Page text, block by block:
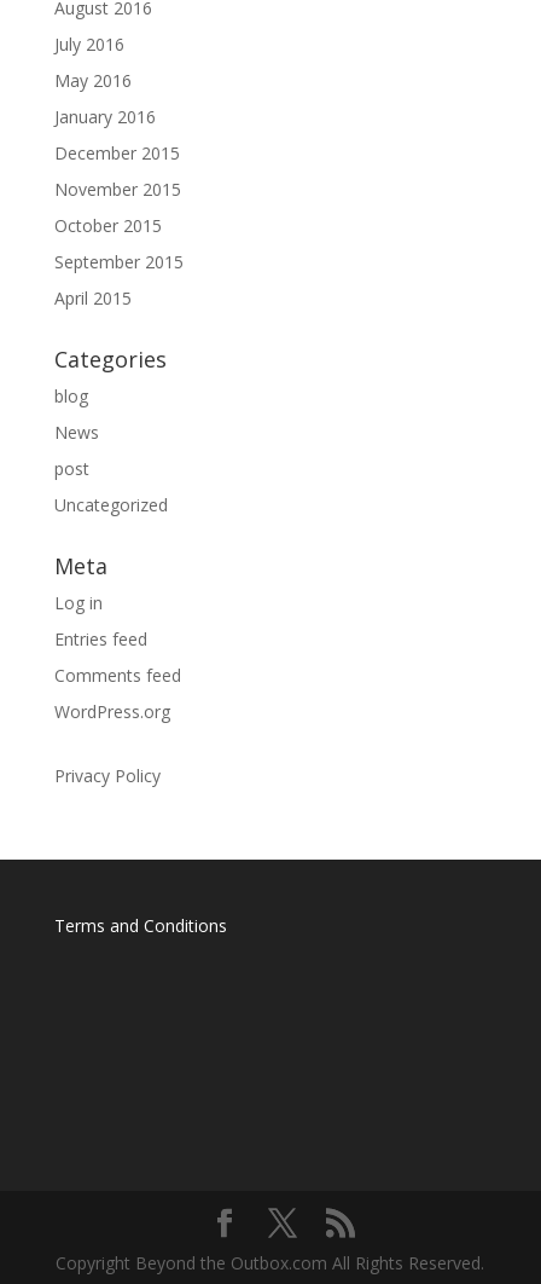
August 2016
July 2016
May 2016
January 2016
December 2015
November 2015
October 2015
September 2015
April 2015
Categories
blog
News
post
Uncategorized
Meta
Log in
Entries feed
Comments feed
WordPress.org
Privacy Policy
Terms and Conditions
Copyright Beyond the Outbox.com All Rights Reserved.